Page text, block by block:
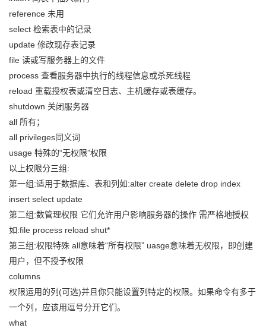
reference 未用
select 检索表中的记录
update 修改现存表记录
file 读或写服务器上的文件
process 查看服务器中执行的线程信息或杀死线程
reload 重载授权表或清空日志、主机缓存或表缓存。
shutdown 关闭服务器
all 所有；
all privileges同义词
usage 特殊的“无权限”权限
以上权限分三组:
第一组:适用于数据库、表和列如:alter create delete drop index
insert select update
第二组:数管理权限 它们允许用户影响服务器的操作 需严格地授权
如:file process reload shut*
第三组:权限特殊 all意味着“所有权限” uasge意味着无权限，即创建
用户，但不授予权限
columns
权限运用的列(可选)并且你只能设置列特定的权限。如果命令有多于
一个列，应该用逗号分开它们。
what